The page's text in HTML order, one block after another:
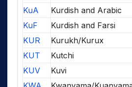
KuA
Kurdish and Arabic
KuF
Kurdish and Farsi
KUR
Kurukh/Kurux
KUT
Kutchi
KUV
Kuvi